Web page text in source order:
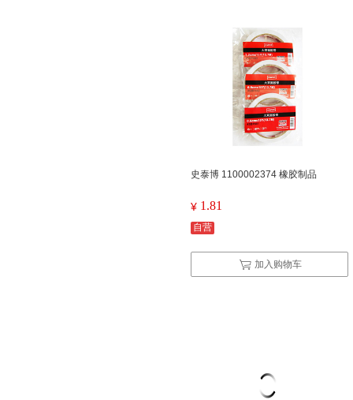
史泰博 1100002374 橡胶制品
¥ 1.81
自营
加入购物车